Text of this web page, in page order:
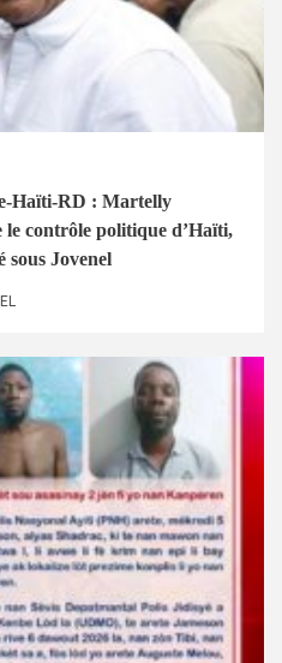
Haïti-RD : Martelly
contrôle politique d’Haïti,
sous Jovenel